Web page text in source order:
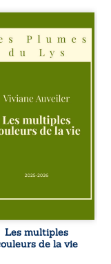
récits, trois
saisies
l’instant où tout
Une
un
recouvre
tandis
en retrouver
souvenirs,
Les
couleurs
la vie explore la
Les multiples
de la vie